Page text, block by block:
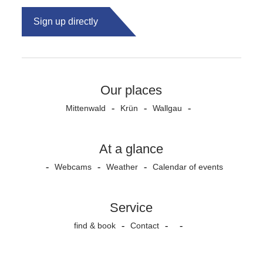
Sign up directly
Our places
Mittenwald Krün Wallgau
At a glance
Webcams Weather Calendar of events
Service
find & book Contact